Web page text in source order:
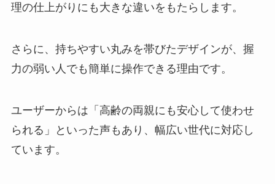
理の仕上がりにも大きな違いをもたらします。
さらに、持ちやすい丸みを帯びたデザインが、握
力の弱い人でも簡単に操作できる理由です。
ユーザーからは「高齢の両親にも安心して使わせ
られる」といった声もあり、幅広い世代に対応し
ています。